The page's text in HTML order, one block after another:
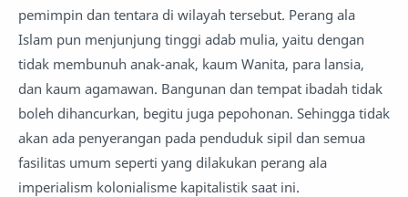
pemimpin dan tentara di wilayah tersebut. Perang ala
Islam pun menjunjung tinggi adab mulia, yaitu dengan
tidak membunuh anak-anak, kaum Wanita, para lansia,
dan kaum agamawan. Bangunan dan tempat ibadah tidak
boleh dihancurkan, begitu juga pepohonan. Sehingga tidak
akan ada penyerangan pada penduduk sipil dan semua
fasilitas umum seperti yang dilakukan perang ala
imperialism kolonialisme kapitalistik saat ini.